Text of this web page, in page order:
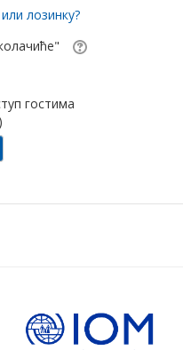
лозинку?
гостима